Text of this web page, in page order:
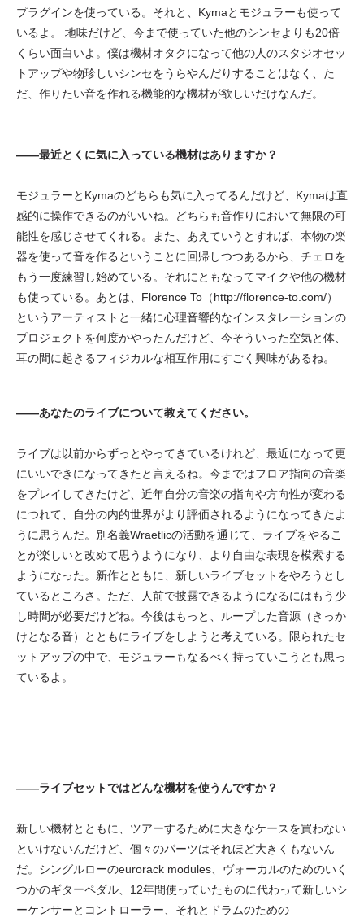
プラグインを使っている。それと、Kymaとモジュラーも使って
いるよ。 地味だけど、今まで使っていた他のシンセよりも20倍
くらい面白いよ。僕は機材オタクになって他の人のスタジオセッ
トアップや物珍しいシンセをうらやんだりすることはなく、た
だ、作りたい音を作れる機能的な機材が欲しいだけなんだ。
——最近とくに気に入っている機材はありますか？
モジュラーとKymaのどちらも気に入ってるんだけど、Kymaは直
感的に操作できるのがいいね。どちらも音作りにおいて無限の可
能性を感じさせてくれる。また、あえていうとすれば、本物の楽
器を使って音を作るということに回帰しつつあるから、チェロを
もう一度練習し始めている。それにともなってマイクや他の機材
も使っている。あとは、Florence To（http://florence-to.com/）
というアーティストと一緒に心理音響的なインスタレーションの
プロジェクトを何度かやったんだけど、今そういった空気と体、
耳の間に起きるフィジカルな相互作用にすごく興味があるね。
——あなたのライブについて教えてください。
ライブは以前からずっとやってきているけれど、最近になって更
にいいできになってきたと言えるね。今まではフロア指向の音楽
をプレイしてきたけど、近年自分の音楽の指向や方向性が変わる
につれて、自分の内的世界がより評価されるようになってきたよ
うに思うんだ。別名義Wraetlicの活動を通じて、ライブをやるこ
とが楽しいと改めて思うようになり、より自由な表現を模索する
ようになった。新作とともに、新しいライブセットをやろうとし
ているところさ。ただ、人前で披露できるようになるにはもう少
し時間が必要だけどね。今後はもっと、ループした音源（きっか
けとなる音）とともにライブをしようと考えている。限られたセ
ットアップの中で、モジュラーもなるべく持っていこうとも思っ
ているよ。
——ライブセットではどんな機材を使うんですか？
新しい機材とともに、ツアーするために大きなケースを買わない
といけないんだけど、個々のパーツはそれほど大きくもないん
だ。シングルローのeurorack modules、ヴォーカルのためのいく
つかのギターペダル、12年間使っていたものに代わって新しいシ
ーケンサーとコントローラー、それとドラムのための